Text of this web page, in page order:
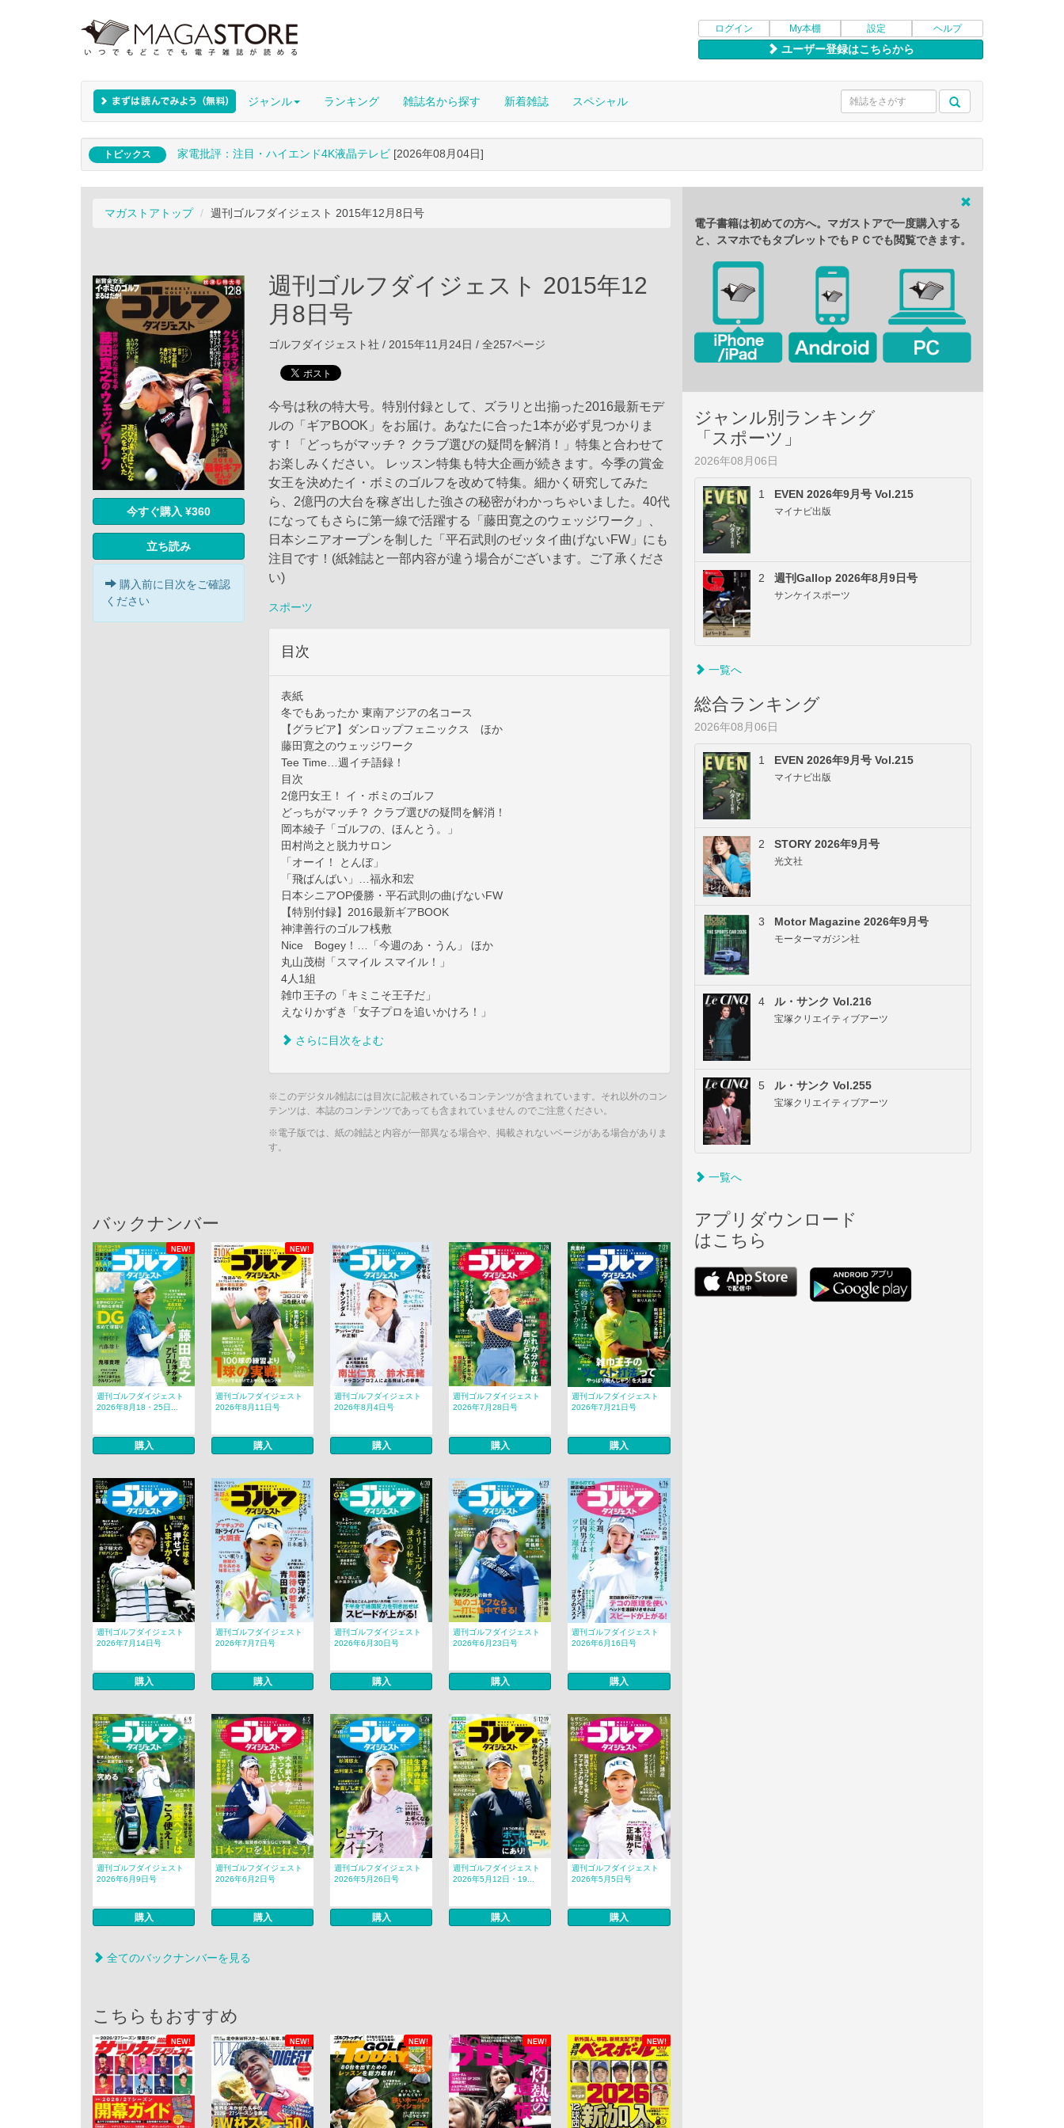
ログイン My本棚 設定 ヘルプ
ユーザー登録はこちらから
ジャンル ランキング 雑誌名から探す 新着雑誌 スペシャル
トピックス 家電批評：注目・ハイエンド4K液晶テレビ [2026年08月04日]
マガストアトップ 週刊ゴルフダイジェスト 2015年12月8日号
今すぐ購入 ¥360
立ち読み
購入前に目次をご確認
ください
週刊ゴルフダイジェスト 2015年12
月8日号
ゴルフダイジェスト社 / 2015年11月24日 / 全257ページ
今号は秋の特大号。特別付録として、ズラリと出揃った2016最新モデ
ルの「ギアBOOK」をお届け。あなたに合った1本が必ず見つかりま
す！「どっちがマッチ？ クラブ選びの疑問を解消！」特集と合わせて
お楽しみください。 レッスン特集も特大企画が続きます。今季の賞金
女王を決めたイ・ボミのゴルフを改めて特集。細かく研究してみた
ら、2億円の大台を稼ぎ出した強さの秘密がわかっちゃいました。40代
になってもさらに第一線で活躍する「藤田寛之のウェッジワーク」、
日本シニアオープンを制した「平石武則のゼッタイ曲げないFW」にも
注目です！(紙雑誌と一部内容が違う場合がございます。ご了承くださ
い)
スポーツ
目次
表紙
冬でもあったか 東南アジアの名コース
【グラビア】ダンロップフェニックス ほか
藤田寛之のウェッジワーク
Tee Time…週イチ語録！
目次
2億円女王！ イ・ボミのゴルフ
どっちがマッチ？ クラブ選びの疑問を解消！
岡本綾子「ゴルフの、ほんとう。」
田村尚之と脱力サロン
「オーイ！ とんぼ」
「飛ばんばい」…福永和宏
日本シニアOP優勝・平石武則の曲げないFW
【特別付録】2016最新ギアBOOK
神津善行のゴルフ桟敷
Nice Bogey！…「今週のあ・うん」 ほか
丸山茂樹「スマイル スマイル！」
4人1組
雑巾王子の「キミこそ王子だ」
えなりかずき「女子プロを追いかけろ！」
さらに目次をよむ
※このデジタル雑誌には目次に記載されているコンテンツが含まれています。それ以外のコン
テンツは、本誌のコンテンツであっても含まれていません のでご注意ください。
※電子版では、紙の雑誌と内容が一部異なる場合や、掲載されないページがある場合がありま
す。
バックナンバー
NEW! NEW!
週刊ゴルフダイジェスト
2026年8月18・25日...
購入
週刊ゴルフダイジェスト
2026年8月11日号
購入
週刊ゴルフダイジェスト
2026年8月4日号
購入
週刊ゴルフダイジェスト
2026年7月28日号
購入
週刊ゴルフダイジェスト
2026年7月21日号
購入
週刊ゴルフダイジェスト
2026年7月14日号
購入
週刊ゴルフダイジェスト
2026年7月7日号
購入
週刊ゴルフダイジェスト
2026年6月30日号
購入
週刊ゴルフダイジェスト
2026年6月23日号
購入
週刊ゴルフダイジェスト
2026年6月16日号
購入
週刊ゴルフダイジェスト
2026年6月9日号
購入
週刊ゴルフダイジェスト
2026年6月2日号
購入
週刊ゴルフダイジェスト
2026年5月26日号
購入
週刊ゴルフダイジェスト
2026年5月12日・19...
購入
週刊ゴルフダイジェスト
2026年5月5日号
購入
全てのバックナンバーを見る
こちらもおすすめ
NEW! NEW! NEW! NEW! NEW!
電子書籍は初めての方へ。マガストアで一度購入する
と、スマホでもタブレットでもＰＣでも閲覧できます。
ジャンル別ランキング
「スポーツ」
2026年08月06日
1 EVEN 2026年9月号 Vol.215
マイナビ出版
2 週刊Gallop 2026年8月9日号
サンケイスポーツ
一覧へ
総合ランキング
2026年08月06日
1 EVEN 2026年9月号 Vol.215
マイナビ出版
2 STORY 2026年9月号
光文社
3 Motor Magazine 2026年9月号
モーターマガジン社
4 ル・サンク Vol.216
宝塚クリエイティブアーツ
5 ル・サンク Vol.255
宝塚クリエイティブアーツ
一覧へ
アプリダウンロード
はこちら